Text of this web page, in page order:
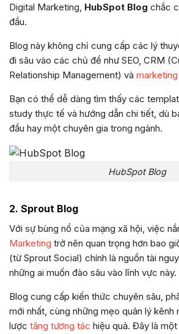
Digital Marketing, HubSpot Blog chắc
đầu.
Blog này không chỉ cung cấp các lý
đi sâu vào các chủ đề như SEO, CRM
Relationship Management) và
Bạn có thể dễ dàng tìm thấy các
study thực tế và hướng dẫn chi tiết, dù
đầu hay một chuyên gia trong ngành.
HubSpot Blog
2. Sprout Blog
Với sự bùng nổ của mạng xã hội, việc
Marketing trở nên quan trọng hơn bao
(từ Sprout Social) chính là nguồn tài
những ai muốn đào sâu vào lĩnh vực này.
Blog cung cấp kiến thức chuyên sâu,
mới nhất, cùng những mẹo quản lý kênh
lược tăng tương tác hiệu quả. Đây là